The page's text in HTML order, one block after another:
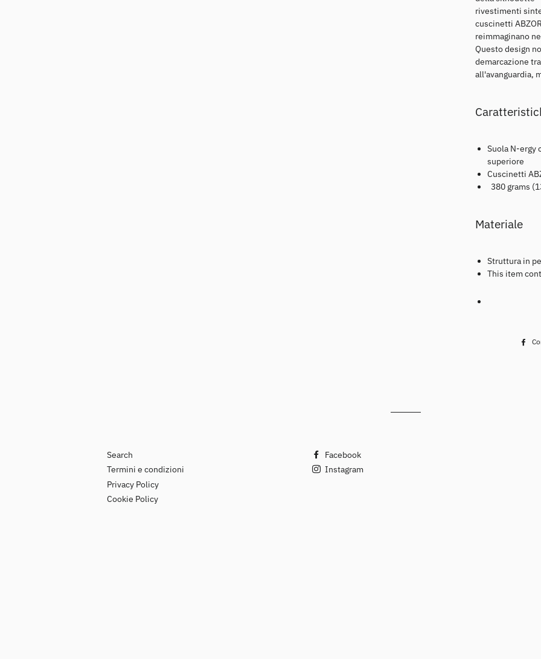
rivestimenti
cuscinetti
reimmaginano
Questo design
demarcazione
all'avanguardia,
Suola N-ergy
superiore
Cuscinetti
380 grams
Materiale
Struttura in
This item
Search
Termini e condizioni
Privacy Policy
Cookie Policy
Facebook
Instagram